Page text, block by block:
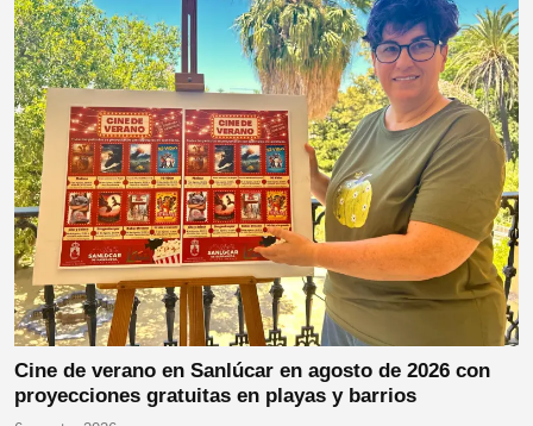
Cine de verano en Sanlúcar en agosto de 2026 con
proyecciones gratuitas en playas y barrios